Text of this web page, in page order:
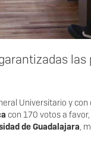
Universitario y
con 170 votos a
de Guadalajara,